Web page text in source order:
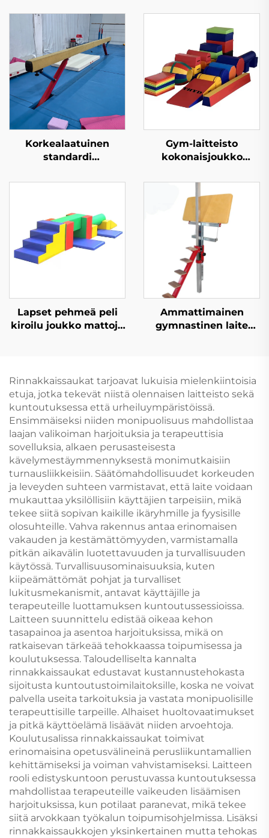
Korkealaatuinen
standardi
ammattikoulutukseen
Gym-laitteisto
kokonaisjoukko
gymnastia-
juustomatto lapsille
Lapset pehmeä peli
kiroilu joukko mattoja
Ammattimainen
gymnastinen laite
Rinnakkaissaukat tarjoavat lukuisia mielenkiintoisia
etuja, jotka tekevät niistä olennaisen laitteisto sekä
kuntoutuksessa että urheiluympäristöissä.
Ensimmäiseksi niiden monipuolisuus mahdollistaa
laajan valikoiman harjoituksia ja terapeuttisia
sovelluksia, alkaen perusasteisesta
kävelymestäymmennyksestä monimutkaisiin
turnausliikkeisiin. Säätömahdollisuudet korkeuden
ja leveyden suhteen varmistavat, että laite voidaan
mukauttaa yksilöllisiin käyttäjien tarpeisiin, mikä
tekee siitä sopivan kaikille ikäryhmille ja fyysisille
olosuhteille. Vahva rakennus antaa erinomaisen
vakauden ja kestämättömyyden, varmistamalla
pitkän aikavälin luotettavuuden ja turvallisuuden
käytössä. Turvallisuusominaisuuksia, kuten
kiipeämättömät pohjat ja turvalliset
lukitusmekanismit, antavat käyttäjille ja
terapeuteille luottamuksen kuntoutussessioissa.
Laitteen suunnittelu edistää oikeaa kehon
tasapainoa ja asentoa harjoituksissa, mikä on
ratkaisevan tärkeää tehokkaassa toipumisessa ja
koulutuksessa. Taloudelliselta kannalta
rinnakkaissaukat edustavat kustannustehokasta
sijoitusta kuntoutustoimilaitoksille, koska ne voivat
palvella useita tarkoituksia ja vastata monipuolisille
terapeuttisille tarpeille. Alhaiset huoltovaatimukset
ja pitkä käyttöelämä lisäävät niiden arvoehtoja.
Koulutusalissa rinnakkaissaukat toimivat
erinomaisina opetusvälineinä perusliikuntamallien
kehittämiseksi ja voiman vahvistamiseksi. Laitteen
rooli edistyskuntoon perustuvassa kuntoutuksessa
mahdollistaa terapeuteille vaikeuden lisäämisen
harjoituksissa, kun potilaat paranevat, mikä tekee
siitä arvokkaan työkalun toipumisohjelmissa. Lisäksi
rinnakkaissaukkojen yksinkertainen mutta tehokas